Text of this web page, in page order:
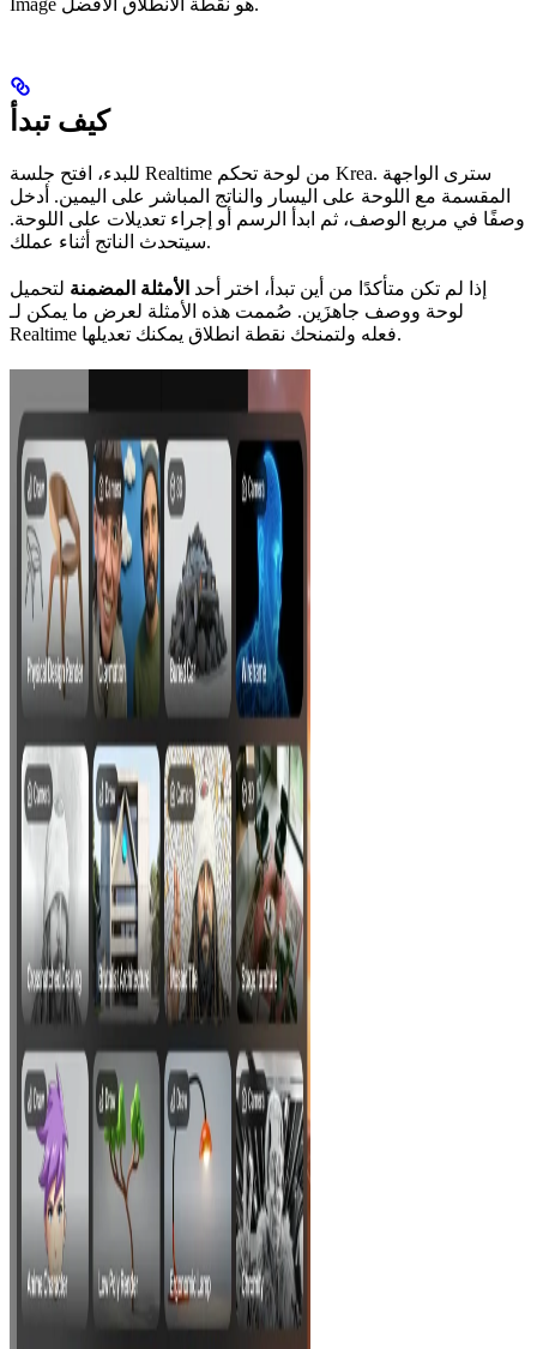
كيف تبدأ
للبدء، افتح جلسة Realtime من لوحة تحكم Krea. سترى الواجهة
المقسمة مع اللوحة على اليسار والناتج المباشر على اليمين. أدخل
وصفًا في مربع الوصف، ثم ابدأ الرسم أو إجراء تعديلات على اللوحة.
سيتحدث الناتج أثناء عملك.
إذا لم تكن متأكدًا من أين تبدأ، اختر أحد الأمثلة المضمنة لتحميل
لوحة ووصف جاهزَين. صُممت هذه الأمثلة لعرض ما يمكن لـ
Realtime فعله ولتمنحك نقطة انطلاق يمكنك تعديلها.